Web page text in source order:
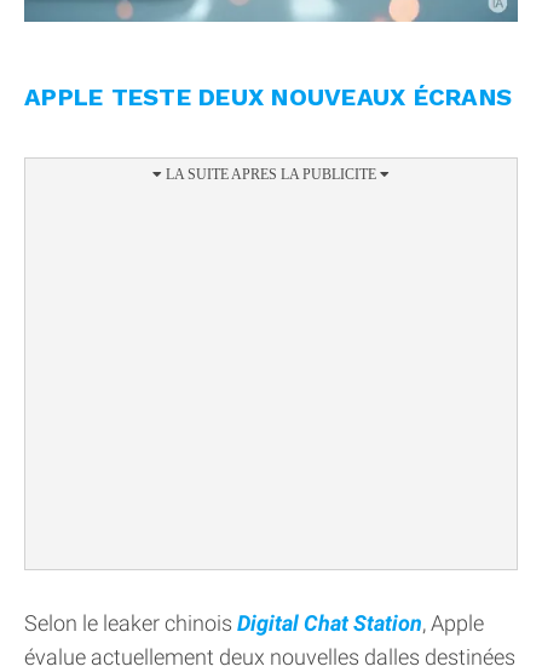
APPLE TESTE DEUX NOUVEAUX ÉCRANS
Selon le leaker chinois Digital Chat Station, Apple
évalue actuellement deux nouvelles dalles destinées